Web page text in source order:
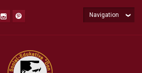
Navigation